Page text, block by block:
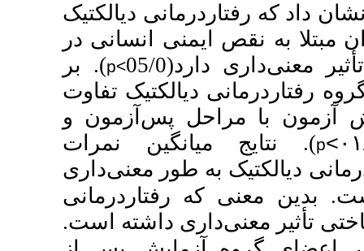
دیالکتیک
انسانی در
0
p<). بر
تفاوت
پس‌آزمون و
نمرات
معنی‌داری
داشته است.